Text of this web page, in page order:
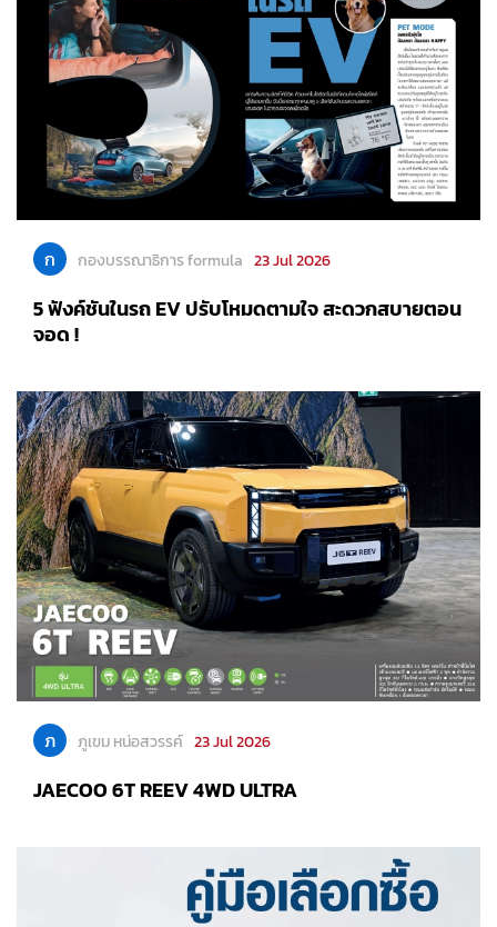
ก กองบรรณาธิการ formula 23 Jul 2026
5 ฟังค์ชันในรถ EV ปรับโหมดตามใจ สะดวกสบายตอน
จอด !
ภ ภูเขม หน่อสวรรค์ 23 Jul 2026
JAECOO 6T REEV 4WD ULTRA